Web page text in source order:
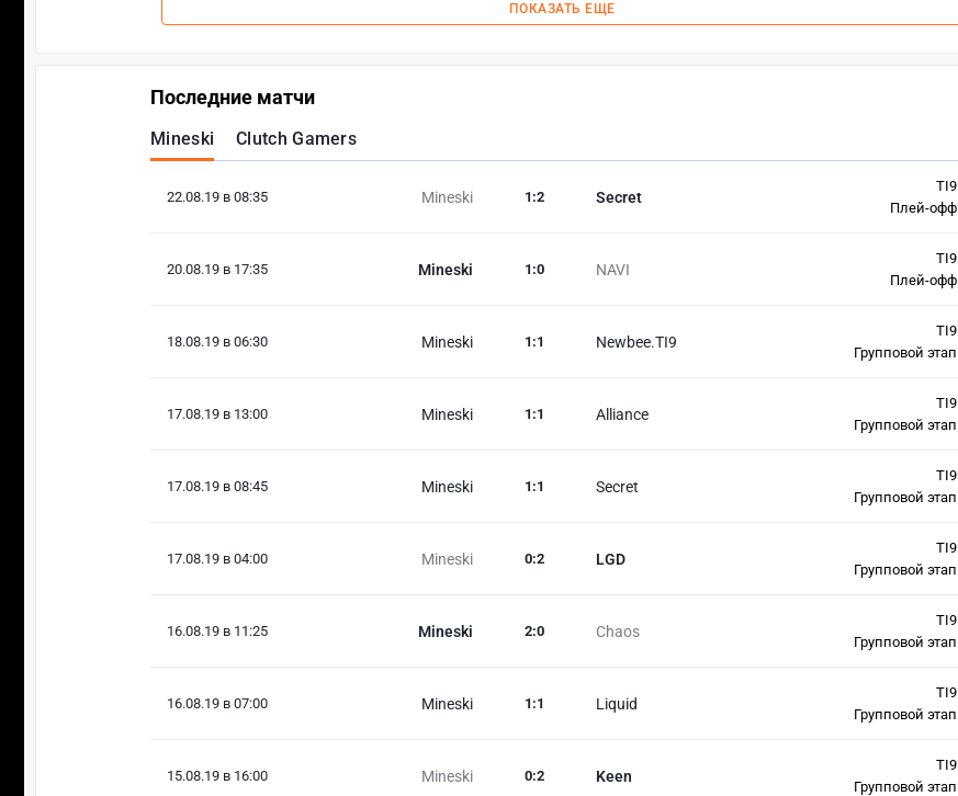
ПОКАЗАТЬ ЕЩЕ
Последние матчи
Mineski Clutch Gamers
22.08.19 в 08:35 Mineski Secret
1 :2
TI9
Плей-офф
20.08.19 в 17:35 Mineski NAVI
1 :0
TI9
Плей-офф
18.08.19 в 06:30 Mineski Newbee.TI9
1 :1
TI9
Групповой этап
17.08.19 в 13:00 Mineski Alliance
1 :1
TI9
Групповой этап
17.08.19 в 08:45 Mineski Secret
1 :1
TI9
Групповой этап
17.08.19 в 04:00 Mineski LGD
0:2
TI9
Групповой этап
16.08.19 в 11:25 Mineski Chaos
2:0
TI9
Групповой этап
16.08.19 в 07:00 Mineski Liquid
1 :1
TI9
Групповой этап
15.08.19 в 16:00 Mineski Keen
0:2
TI9
Групповой этап